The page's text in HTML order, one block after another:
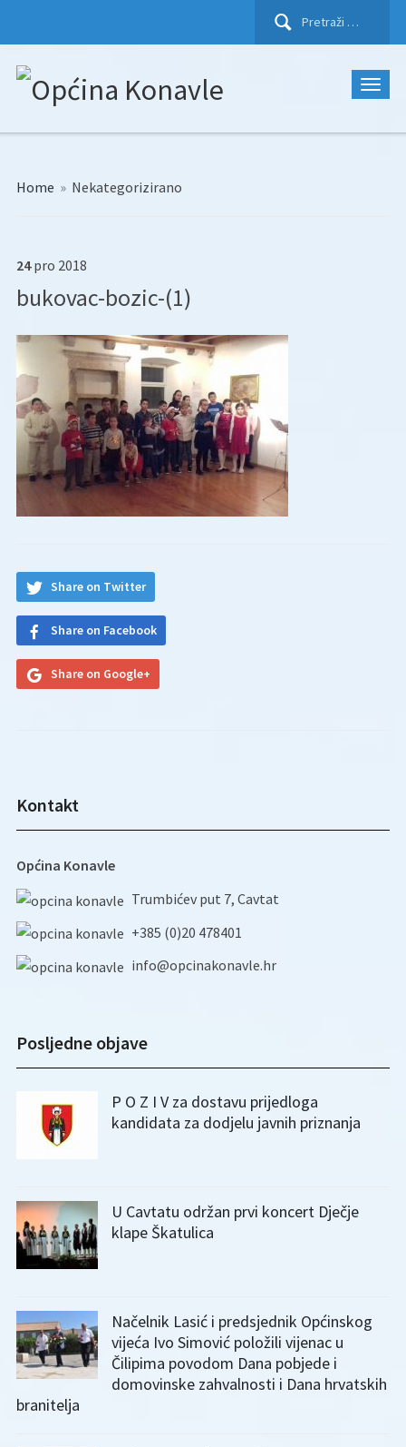
Pretraži:
Home » Nekategorizirano
24 pro 2018
bukovac-bozic-(1)
Share on Twitter
Share on Facebook
Share on Google+
Kontakt
Općina Konavle
Trumbićev put 7, Cavtat
+385 (0)20 478401
info@opcinakonavle.hr
Posljedne objave
P O Z I V za dostavu prijedloga
kandidata za dodjelu javnih priznanja
U Cavtatu održan prvi koncert Dječje
klape Škatulica
Načelnik Lasić i predsjednik Općinskog
vijeća Ivo Simović položili vijenac u
Čilipima povodom Dana pobjede i
domovinske zahvalnosti i Dana hrvatskih
branitelja